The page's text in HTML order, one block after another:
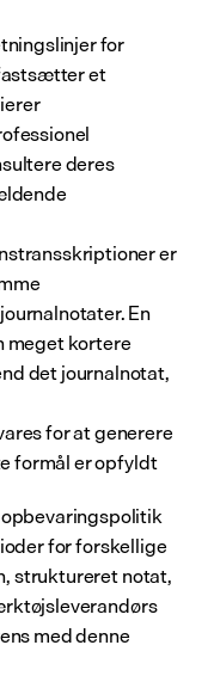
for
et
deres
er
En
meget kortere
det journalnotat,
for at generere
formål er opfyldt
for forskellige
struktureret notat,
med denne